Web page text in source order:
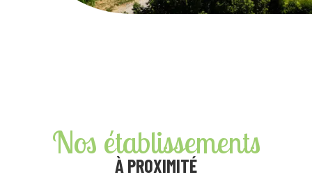
Nos établissements
À PROXIMITÉ